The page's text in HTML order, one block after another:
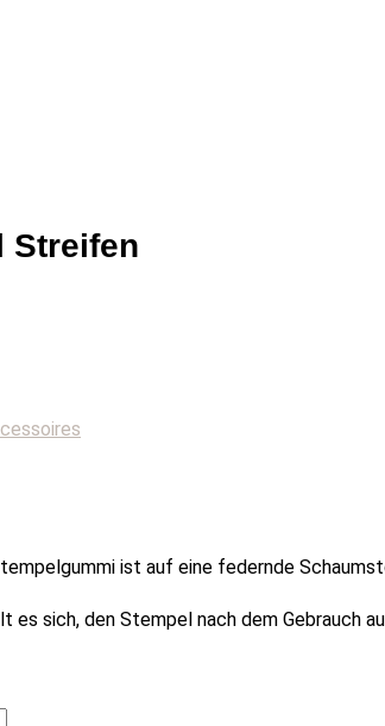
Streifen
ist auf eine federnde
es sich, den Stempel nach dem Gebrauch